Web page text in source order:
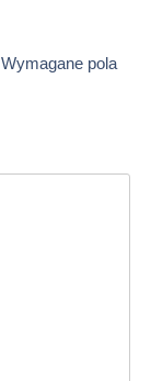
Wymagane pola